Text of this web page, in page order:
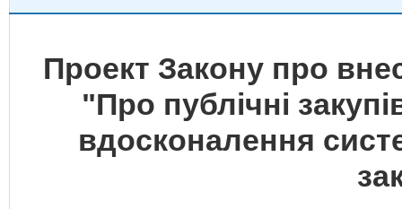
Проект Закону про
"Про публічні
вдосконалення